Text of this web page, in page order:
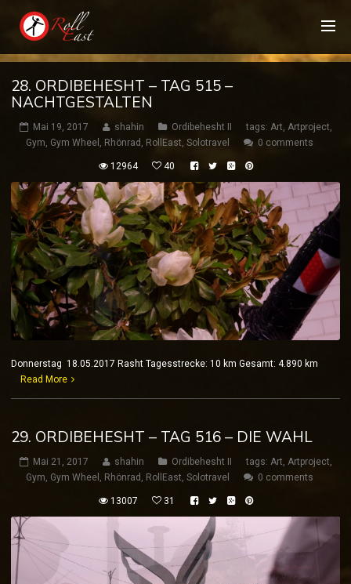
28. ORDIBEHESHT – TAG 515 –
NACHTGESTALTEN
Mai 19, 2017 shahin Ordibehesht II tags: Art, Artproject,
Gym, Gym Wheel , Rhönrad , RollEast, Solotravel 0 comments
12964 40
Donnerstag 18.05.2017 Rasht Tagesstrecke: 10 km Gesamt: 4.890 km
Read More
29. ORDIBEHESHT – TAG 516 – DIE WAHL
Mai 21, 2017 shahin Ordibehesht II tags: Art, Artproject,
Gym, Gym Wheel , Rhönrad , RollEast, Solotravel 0 comments
13007 31